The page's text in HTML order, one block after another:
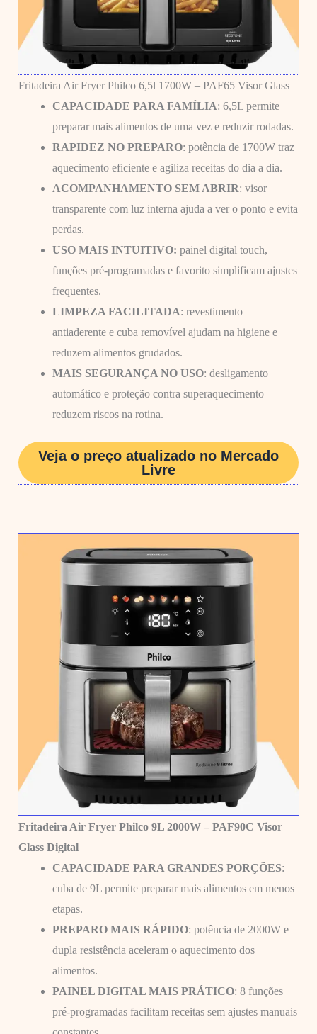
Fritadeira Air Fryer Philco 6,5l 1700W – PAF65 Visor Glass
CAPACIDADE PARA FAMÍLIA: 6,5L permite
preparar mais alimentos de uma vez e reduzir rodadas.
RAPIDEZ NO PREPARO: potência de 1700W traz
aquecimento eficiente e agiliza receitas do dia a dia.
ACOMPANHAMENTO SEM ABRIR: visor
transparente com luz interna ajuda a ver o ponto e evita
perdas.
USO MAIS INTUITIVO: painel digital touch,
funções pré-programadas e favorito simplificam ajustes
frequentes.
LIMPEZA FACILITADA: revestimento
antiaderente e cuba removível ajudam na higiene e
reduzem alimentos grudados.
MAIS SEGURANÇA NO USO: desligamento
automático e proteção contra superaquecimento
reduzem riscos na rotina.
Veja o preço atualizado no Mercado
Livre
Fritadeira Air Fryer Philco 9L 2000W – PAF90C Visor
Glass Digital
CAPACIDADE PARA GRANDES PORÇÕES:
cuba de 9L permite preparar mais alimentos em menos
etapas.
PREPARO MAIS RÁPIDO: potência de 2000W e
dupla resistência aceleram o aquecimento dos
alimentos.
PAINEL DIGITAL MAIS PRÁTICO: 8 funções
pré-programadas facilitam receitas sem ajustes manuais